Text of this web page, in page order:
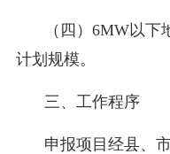
（四）6MW以
计划规模。
三、工作程序
申报项目经县、